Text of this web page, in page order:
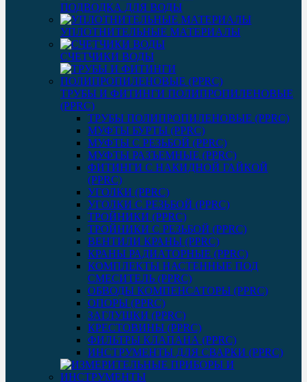
ПОДВОДКА ДЛЯ ВОДЫ
УПЛОТНИТЕЛЬНЫЕ МАТЕРИАЛЫ
СЧЕТЧИКИ ВОДЫ
ТРУБЫ И ФИТИНГИ ПОЛИПРОПИЛЕНОВЫЕ
(PPRC)
ТРУБЫ ПОЛИПРОПИЛЕНОВЫЕ (PPRC)
МУФТЫ БУРТЫ (PPRC)
МУФТЫ C РЕЗЬБОЙ (PPRC)
МУФТЫ РАЗЪЕМНЫЕ (PPRC)
ФИТИНГИ С НАКИДНОЙ ГАЙКОЙ
(PPRC)
УГОЛКИ (PPRC)
УГОЛКИ С РЕЗЬБОЙ (PPRC)
ТРОЙНИКИ (PPRC)
ТРОЙНИКИ С РЕЗЬБОЙ (PPRC)
ВЕНТИЛИ КРАНЫ (PPRC)
КРАНЫ РАДИАТОРНЫЕ (PPRC)
КОМПЛЕКТЫ НАСТЕННЫЕ ПОД
СМЕСИТЕЛЬ (PPRC)
ОБВОДЫ КОМПЕНСАТОРЫ (PPRC)
ОПОРЫ (PPRC)
ЗАГЛУШКИ (PPRC)
КРЕСТОВИНЫ (PPRC)
ФИЛЬТРЫ КЛАПАНА (PPRC)
ИНСТРУМЕНТЫ ДЛЯ СВАРКИ (PPRC)